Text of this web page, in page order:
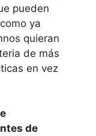
pueden
ya
quieran
de más
en vez
de